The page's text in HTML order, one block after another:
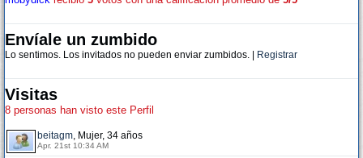
Envíale un zumbido
Lo sentimos. Los invitados no pueden enviar zumbidos. | Registrar
Visitas
8 personas han visto este Perfil
beitagm, Mujer, 34 años
Apr. 21st 10:34 AM